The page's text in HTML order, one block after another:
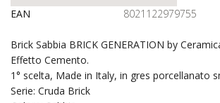
EAN 8021122979755
Brick Sabbia BRICK GENERATION by
Effetto Cemento.
1° scelta, Made in Italy, in gres porcellanato
Serie: Cruda Brick